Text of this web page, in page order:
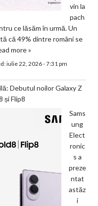
vin la
pach
ce lăsăm în urmă. Un
că 49% dintre români se
more »
iulie 22, 2026 - 7:31 pm
Debutul noilor Galaxy Z
și Flip8
Sams
ung
Elect
ronic
s a
preze
ntat
astăz
i